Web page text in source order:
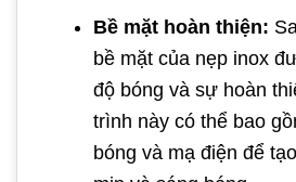
Bề mặt hoàn thiện:
bề mặt của nẹp inox
độ bóng và sự hoàn
trình này có thể bao
bóng và mạ điện để